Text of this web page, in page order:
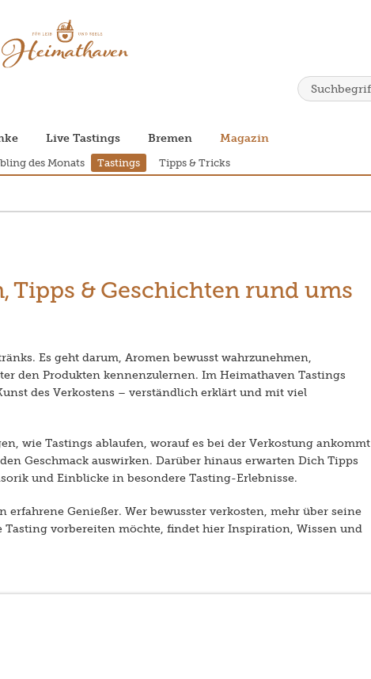
Live Tastings Bremen Magazin
des Monats Tastings Tipps & Tricks
Tipps & Geschichten rund ums
Es geht darum, Aromen bewusst wahrzunehmen,
den Produkten kennenzulernen. Im Heimathaven Tastings
des Verkostens – verständlich erklärt und mit viel
wie Tastings ablaufen, worauf es bei der Verkostung ankommt
Geschmack auswirken. Darüber hinaus erwarten Dich Tipps
und Einblicke in besondere Tasting-Erlebnisse.
Genießer. Wer bewusster verkosten, mehr über seine
Tasting vorbereiten möchte, findet hier Inspiration, Wissen und